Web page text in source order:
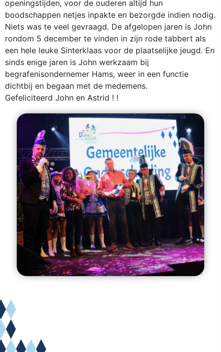
openingstijden, voor de ouderen altijd hun
boodschappen netjes inpakte en bezorgde indien nodig.
Niets was te veel gevraagd. De afgelopen jaren is John
rondom 5 december te vinden in zijn rode tabbert als
een hele leuke Sinterklaas voor de plaatselijke jeugd. En
sinds enige jaren is John werkzaam bij
begrafenisondernemer Hams, weer in een functie
dichtbij en begaan met de medemens.
Gefeliciteerd John en Astrid ! !